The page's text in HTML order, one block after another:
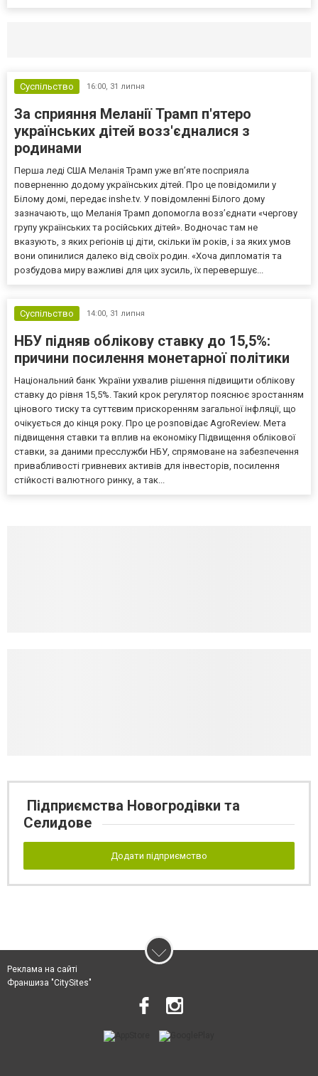
Суспільство 16:00, 31 липня
За сприяння Меланії Трамп п'ятеро
українських дітей возз'єдналися з
родинами
Перша леді США Меланія Трамп уже впʼяте посприяла
поверненню додому українських дітей. Про це повідомили у
Білому домі, передає inshe.tv. У повідомленні Білого дому
зазначають, що Меланія Трамп допомогла возз’єднати «чергову
групу українських та російських дітей». Водночас там не
вказують, з яких регіонів ці діти, скільки їм років, і за яких умов
вони опинилися далеко від своїх родин. «Хоча дипломатія та
розбудова миру важливі для цих зусиль, їх перевершує...
Суспільство 14:00, 31 липня
НБУ підняв облікову ставку до 15,5%:
причини посилення монетарної політики
Національний банк України ухвалив рішення підвищити облікову
ставку до рівня 15,5%. Такий крок регулятор пояснює зростанням
цінового тиску та суттєвим прискоренням загальної інфляції, що
очікується до кінця року. Про це розповідає AgroReview. Мета
підвищення ставки та вплив на економіку Підвищення облікової
ставки, за даними пресслужби НБУ, спрямоване на забезпечення
привабливості гривневих активів для інвесторів, посилення
стійкості валютного ринку, а так...
Підприємства Новогродівки та
Селидове
Додати підприємство
Реклама на сайті
Франшиза "CitySites"